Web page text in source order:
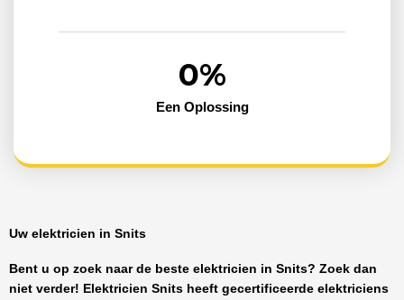
Een Oplossing
0%
Uw elektricien in Snits
Bent u op zoek naar de beste elektricien in Snits? Zoek dan
niet verder! Elektricien Snits heeft gecertificeerde elektriciens